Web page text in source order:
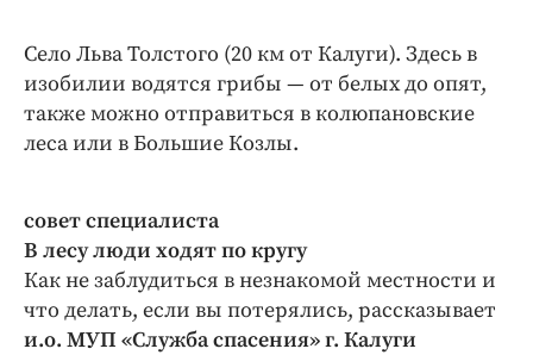
Село Льва Толстого (20 км от Калуги). Здесь в
изобилии водятся грибы — от белых до опят,
также можно отправиться в колюпановские
леса или в Большие Козлы.
совет специалиста
В лесу люди ходят по кругу
Как не заблудиться в незнакомой местности и
что делать, если вы потерялись, рассказывает
и.о. МУП «Служба спасения» г. Калуги